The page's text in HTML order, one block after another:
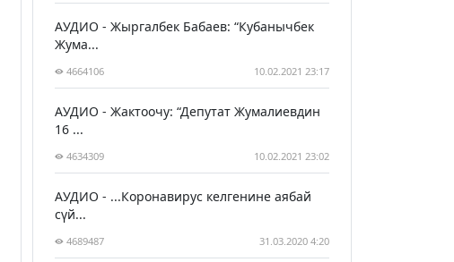
АУДИО - Жыргалбек Бабаев: “Кубанычбек
Жума...
4664106 10.02.2021 23:17
АУДИО - Жактоочу: “Депутат Жумалиевдин
16 ...
4634309 10.02.2021 23:02
АУДИО - ...Коронавирус келгенине аябай
сүй...
4689487 31.03.2020 4:20